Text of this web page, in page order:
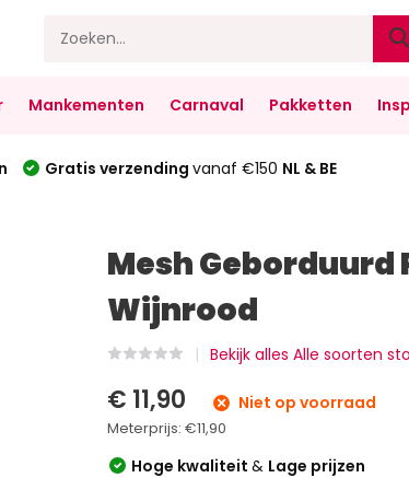
Mankementen Carnaval Pakketten
Gratis verzending vanaf €150 NL & BE
Mesh
Wijnrood
Bekijk alles Alle soorten
€ 11,90 Niet op voorraad
Meterprijs:€11,90
Hoge kwaliteit& Lage prijzen